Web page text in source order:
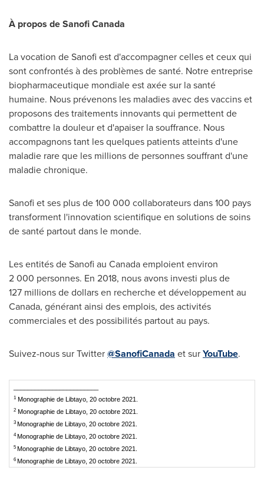
À propos de Sanofi Canada
La vocation de Sanofi est d'accompagner celles et ceux qui
sont confrontés à des problèmes de santé. Notre entreprise
biopharmaceutique mondiale est axée sur la santé
humaine. Nous prévenons les maladies avec des vaccins et
proposons des traitements innovants qui permettent de
combattre la douleur et d'apaiser la souffrance. Nous
accompagnons tant les quelques patients atteints d'une
maladie rare que les millions de personnes souffrant d'une
maladie chronique.
Sanofi et ses plus de 100 000 collaborateurs dans 100 pays
transforment l'innovation scientifique en solutions de soins
de santé partout dans le monde.
Les entités de Sanofi au Canadaemploient environ
2 000 personnes. En 2018, nous avons investi plus de
127 millions de dollars en recherche et développement au
Canada, générant ainsi des emplois, des activités
commerciales et des possibilités partout au pays.
Suivez-nous sur Twitter@SanofiCanada et surYouTube.
1 Monographie de Libtayo, 20 octobre 2021.
2 Monographie de Libtayo, 20 octobre 2021.
3 Monographie de Libtayo, 20 octobre 2021.
4Monographie de Libtayo, 20 octobre 2021.
5 Monographie de Libtayo, 20 octobre 2021.
6 Monographie de Libtayo, 20 octobre 2021.